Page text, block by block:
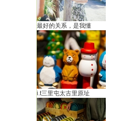
最好的关系，是我懂
i.t三里屯太古里原址